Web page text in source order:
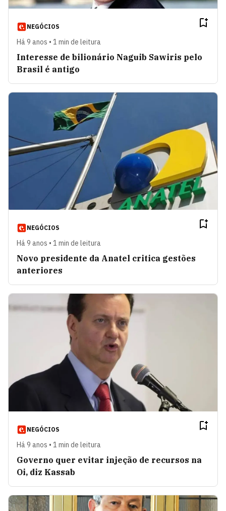
NEGÓCIOS
Há 9 anos • 1 min de leitura
Interesse de bilionário Naguib Sawiris pelo
Brasil é antigo
NEGÓCIOS
Há 9 anos • 1 min de leitura
Novo presidente da Anatel critica gestões
anteriores
NEGÓCIOS
Há 9 anos • 1 min de leitura
Governo quer evitar injeção de recursos na
Oi, diz Kassab